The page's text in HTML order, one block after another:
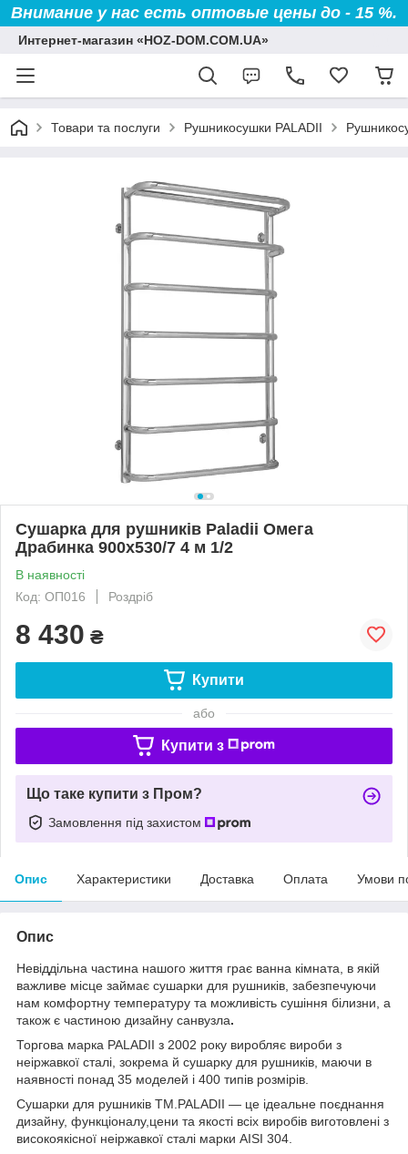
Внимание у нас есть оптовые цены до - 15 %.
Интернет-магазин «HOZ-DOM.COM.UA»
Товари та послуги Рушникосушки PALADII
Сушарка для рушників Paladii Омега
Драбинка 900х530/7 4 м 1/2
В наявності
Код: ОП016
Роздріб
8 430 ₴
Купити
або
Купити з
Що таке купити з Пром?
Замовлення під захистом
Опис Характеристики Доставка Оплата Умови
Опис
Невіддільна частина нашого життя грає ванна кімната, в якій
важливе місце займає сушарки для рушників, забезпечуючи
нам комфортну температуру та можливість сушіння білизни, а
також є частиною дизайну санвузла.
Торгова марка PALADII з 2002 року виробляє вироби з
неіржавкої сталі, зокрема й сушарку для рушників, маючи в
наявності понад 35 моделей і 400 типів розмірів.
Сушарки для рушників TM.PALADII — це ідеальне поєднання
дизайну, функціоналу,цени та якості всіх виробів виготовлені з
високоякісної неіржавкої сталі марки AISI 304.